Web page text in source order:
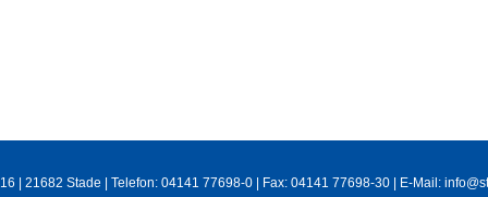
| 21682 Stade | Telefon: 04141 77698-0 | Fax: 04141 77698-30 | E-Mail: